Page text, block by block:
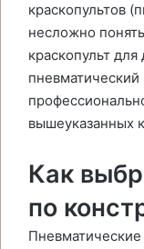
краскопультов
несложно
краскопульт
пневматический
вышеуказанных
Как
по
Пневматические